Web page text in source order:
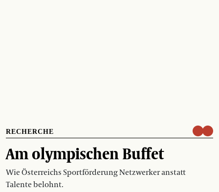
RECHERCHE
Am olympischen Buffet
Wie Österreichs Sportförderung Netzwerker anstatt
Talente belohnt.